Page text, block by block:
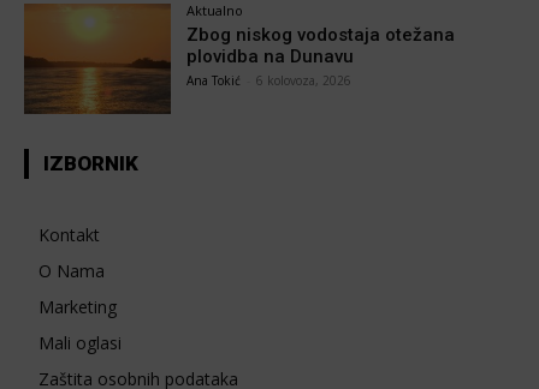
Aktualno
Zbog niskog vodostaja otežana
plovidba na Dunavu
Ana Tokić 6 kolovoza, 2026
IZBORNIK
Kontakt
O Nama
Marketing
Mali oglasi
Zaštita osobnih podataka